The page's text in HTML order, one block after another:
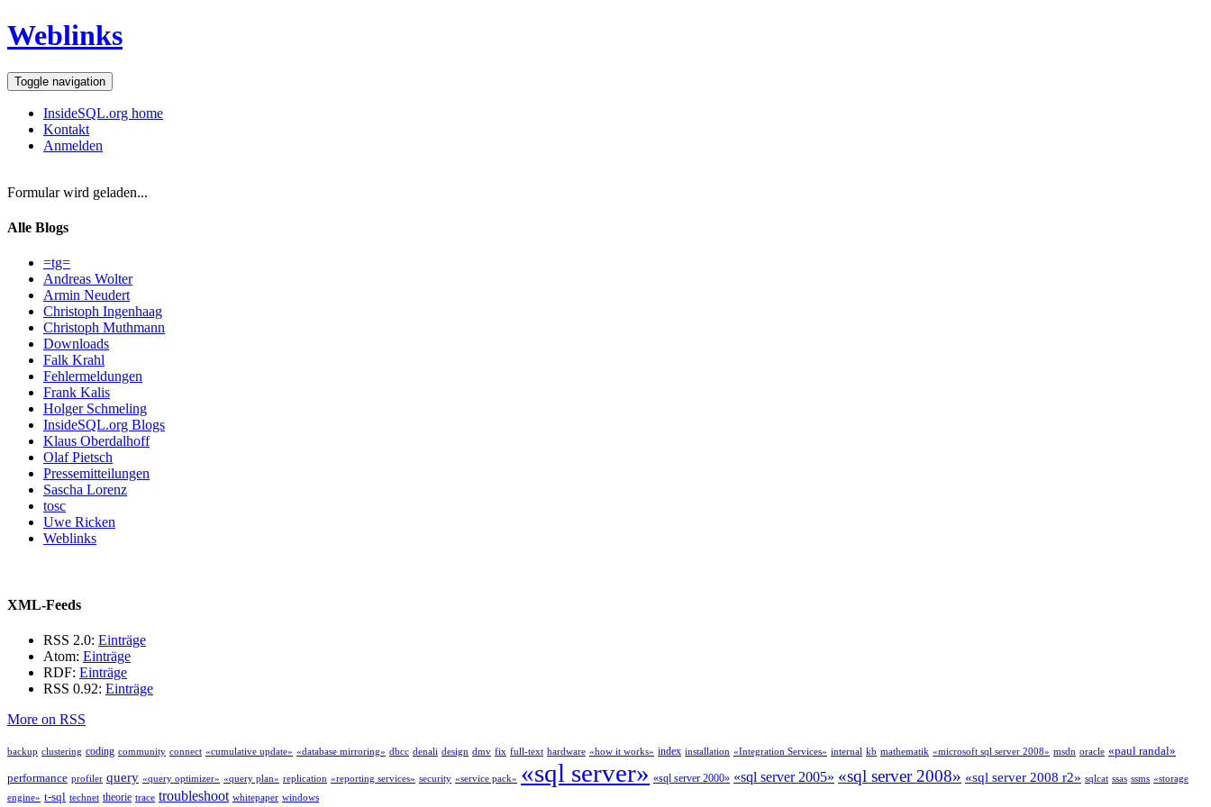
Weblinks
Toggle navigation
InsideSQL.org home
Kontakt
Anmelden
Formular wird geladen...
Alle Blogs
=tg=
Andreas Wolter
Armin Neudert
Christoph Ingenhaag
Christoph Muthmann
Downloads
Falk Krahl
Fehlermeldungen
Frank Kalis
Holger Schmeling
InsideSQL.org Blogs
Klaus Oberdalhoff
Olaf Pietsch
Pressemitteilungen
Sascha Lorenz
tosc
Uwe Ricken
Weblinks
XML-Feeds
RSS 2.0: Einträge
Atom: Einträge
RDF: Einträge
RSS 0.92: Einträge
More on RSS
backup clustering coding community connect «cumulative update» «database mirroring» dbcc denali design dmv fix full-text hardware «how it works» index installation «Integration Services» internal kb mathematik «microsoft sql server 2008» msdn oracle «paul randal»
performance profiler query «query optimizer» «query plan» replication «reporting services» security «service pack» «sql server» «sql server 2000» «sql server 2005» «sql server 2008» «sql server 2008 r2» sqlcat ssas ssms «storage
engine» t-sql technet theorie trace troubleshoot whitepaper windows